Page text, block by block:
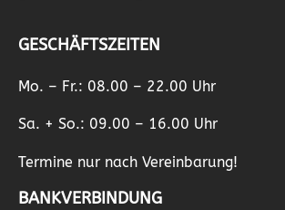
GESCHÄFTSZEITEN
Mo. – Fr.: 08.00 – 22.00 Uhr
Sa. + So.: 09.00 – 16.00 Uhr
Termine nur nach Vereinbarung!
BANKVERBINDUNG